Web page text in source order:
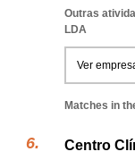
Outras
LDA
Ver
Matches in
Centro